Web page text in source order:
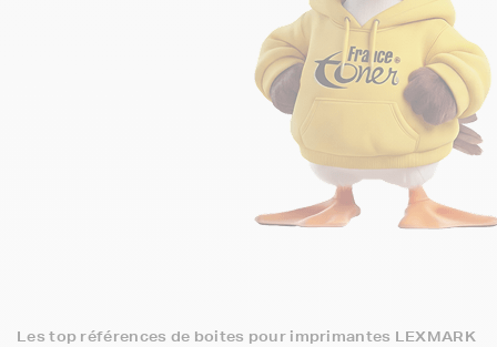
Les top références de boites pour imprimantes LEXMARK